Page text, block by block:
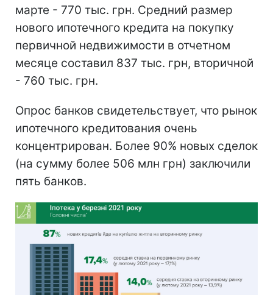
марте - 770 тыс. грн. Средний размер
нового ипотечного кредита на покупку
первичной недвижимости в отчетном
месяце составил 837 тыс. грн, вторичной
- 760 тыс. грн.
Опрос банков свидетельствует, что рынок
ипотечного кредитования очень
концентрирован. Более 90% новых сделок
(на сумму более 506 млн грн) заключили
пять банков.